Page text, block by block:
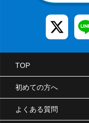
TOP
初めての方へ
よくある質問